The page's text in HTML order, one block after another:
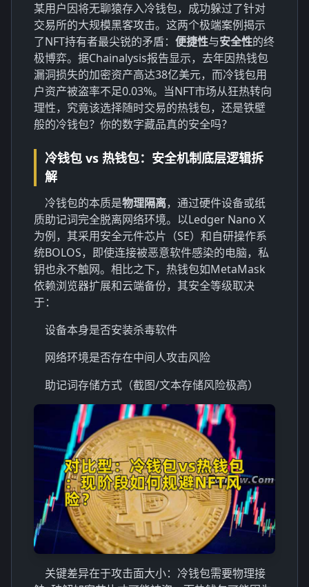
某用户因将无聊猿存入冷钱包，成功躲过了针对
交易所的大规模黑客攻击。这两个极端案例揭示
了NFT持有者最尖锐的矛盾： 便捷性与安全性的终
极博弈。据Chainalysis报告显示，去年因热钱包
漏洞损失的加密资产高达38亿美元，而冷钱包用
户资产被盗率不足0.03%。当NFT市场从狂热转向
理性，究竟该选择随时交易的热钱包，还是铁壁
般的冷钱包？你的数字藏品真的安全吗？
冷钱包 vs 热钱包：安全机制底层逻辑拆
解
冷钱包的本质是物理隔离，通过硬件设备或纸
质助记词完全脱离网络环境。以Ledger Nano X
为例，其采用安全元件芯片（SE）和自研操作系
统BOLOS，即使连接被恶意软件感染的电脑，私
钥也永不触网。相比之下，热钱包如MetaMask
依赖浏览器扩展和云端备份，其安全等级取决
于：
设备本身是否安装杀毒软件
网络环境是否存在中间人攻击风险
助记词存储方式（截图/文本存储风险极高）
关键差异在于攻击面大小：冷钱包需要物理接